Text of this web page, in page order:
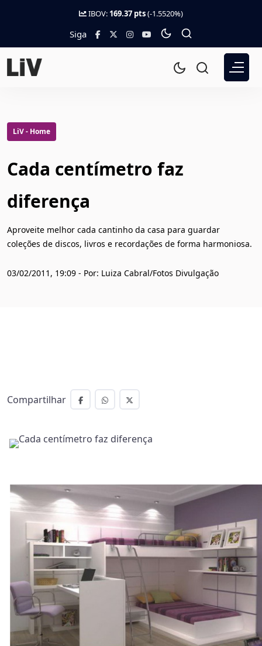
IBOV: 169.37 pts(-1.5520%)
Siga
LiV - Home
Cada centímetro faz
diferença
Aproveite melhor cada cantinho da casa para guardar
coleções de discos, livros e recordações de forma harmoniosa.
03/02/2011, 19:09 - Por: Luiza Cabral/Fotos Divulgação
Compartilhar